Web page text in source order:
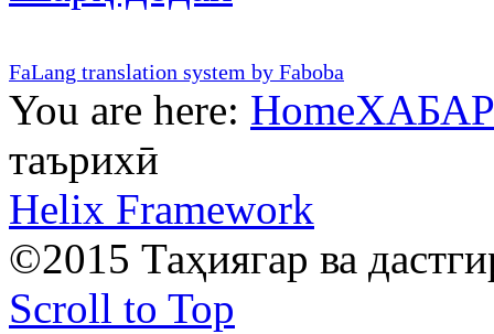
FaLang translation system by Faboba
You are here: Home
таърихӣ
Helix Framework
©2015 Таҳиягар ва
Scroll to Top